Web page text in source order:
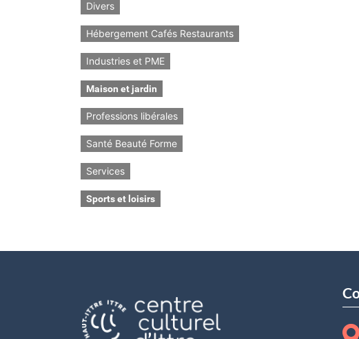
Divers
Hébergement Cafés Restaurants
Industries et PME
Maison et jardin
Professions libérales
Santé Beauté Forme
Services
Sports et loisirs